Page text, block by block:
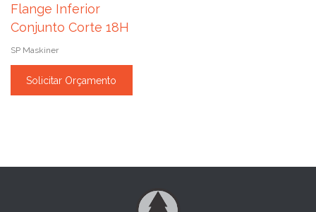
Flange Inferior
Conjunto Corte 18H
SP Maskiner
Solicitar Orçamento